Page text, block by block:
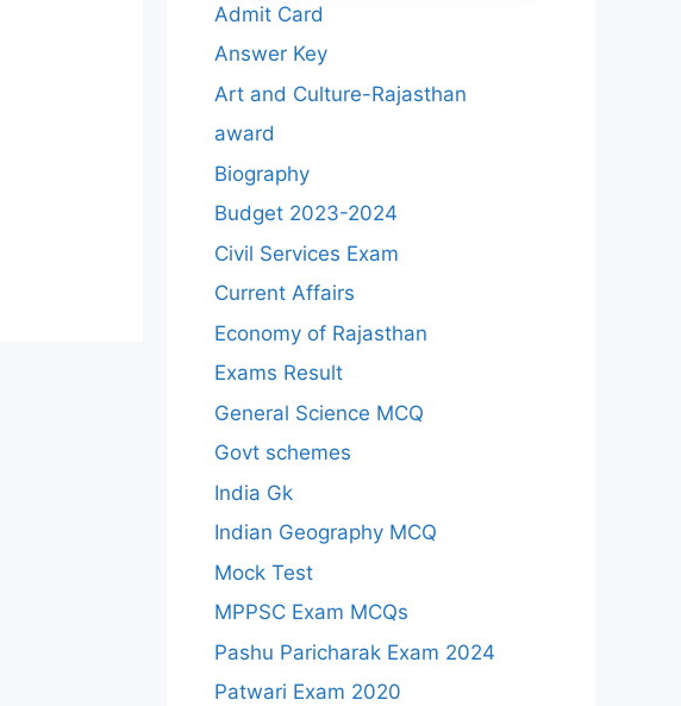
Admit Card
Answer Key
Art and Culture-Rajasthan
award
Biography
Budget 2023-2024
Civil Services Exam
Current Affairs
Economy of Rajasthan
Exams Result
General Science MCQ
Govt schemes
India Gk
Indian Geography MCQ
Mock Test
MPPSC Exam MCQs
Pashu Paricharak Exam 2024
Patwari Exam 2020